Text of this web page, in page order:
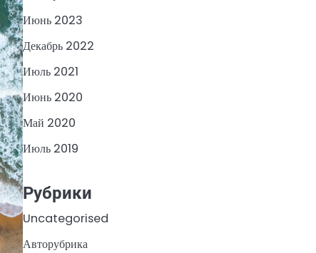
Июнь 2023
Декабрь 2022
Июль 2021
Июнь 2020
Май 2020
Июль 2019
Рубрики
Uncategorised
Авторубрика